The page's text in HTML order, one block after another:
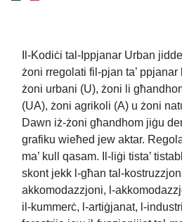
Il-Kodiċi tal-Ippjanar Urban
żoni rregolati fil-pjan ta’
żoni urbani (U), żoni li
(UA), żoni agrikoli (A) u żoni
Dawn iż-żoni għandhom jiġu
grafiku wieħed jew aktar.
ma’ kull qasam. Il-liġi tista’
skont jekk l-għan tal-
akkomodazzjoni, l-
il-kummerċ, l-artiġjanat, l-